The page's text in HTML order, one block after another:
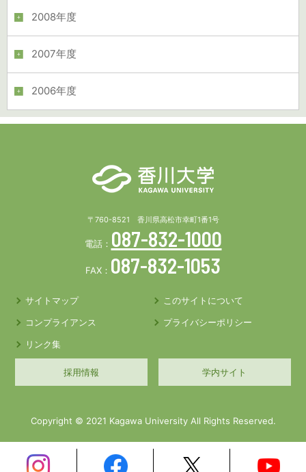
2008年度
2007年度
2006年度
〒760-8521 香川県高松市幸町1番1号
電話： 087-832-1000
FAX： 087-832-1053
サイトマップ
このサイトについて
コンプライアンス
プライバシーポリシー
リンク集
採用情報 学内サイト
Copyright © 2021 Kagawa University All Rights Reserved.